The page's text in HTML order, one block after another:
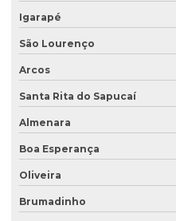
Instalação de tanques de
Investigação ambiental
Investigação ambiental
Investigação ambiental
Investigação ambiental
Investigação confirmatória
Investigação confirmatória de
Igarapé
São Lourenço
Arcos
Santa Rita do Sapucaí
Almenara
Boa Esperança
Oliveira
Brumadinho